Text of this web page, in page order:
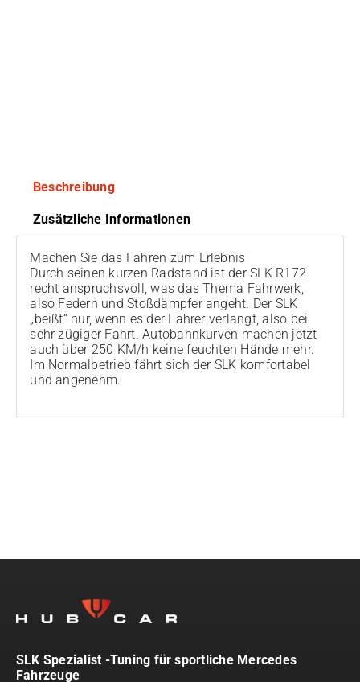
Beschreibung
Zusätzliche Informationen
Machen Sie das Fahren zum Erlebnis
Durch seinen kurzen Radstand ist der SLK R172
recht anspruchsvoll, was das Thema Fahrwerk,
also Federn und Stoßdämpfer angeht. Der SLK
„beißt“ nur, wenn es der Fahrer verlangt, also bei
sehr zügiger Fahrt. Autobahnkurven machen jetzt
auch über 250 KM/h keine feuchten Hände mehr.
Im Normalbetrieb fährt sich der SLK komfortabel
und angenehm.
SLK Spezialist -Tuning für sportliche Mercedes
Fahrzeuge